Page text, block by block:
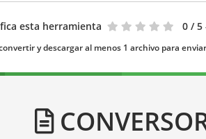
esta herramienta 0 / 5
y descargar al menos 1 archivo para